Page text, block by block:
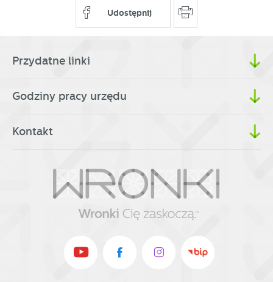
Udostępnij
Przydatne linki
Godziny pracy urzędu
Kontakt